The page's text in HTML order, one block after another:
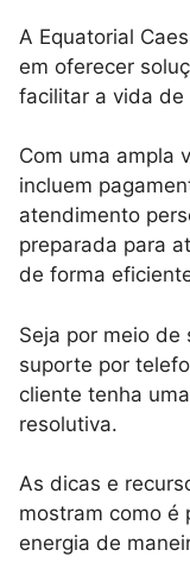
A Equatorial
em oferecer
facilitar a vida de
Com uma ampla
incluem
atendimento
preparada para
de forma
Seja por meio
suporte por
cliente tenha
resolutiva.
As dicas e
mostram como é
energia de